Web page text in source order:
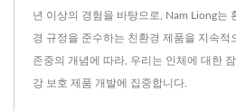
년 이상의 경험을 바탕으로, Nam Liong는
경 규정을 준수하는 친환경 제품을 지속적
존중의 개념에 따라, 우리는 인체에 대한
강 보호 제품 개발에 집중합니다.